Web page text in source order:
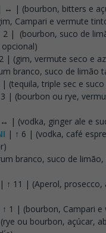
↔ | (bourbon, bitters e
Campari e vermute
2 | (bourbon, suco de
| (gim, vermute seco e
branco, suco de limão
| (tequila, triple sec e
| (bourbon ou rye,
| (vodka, ginger ale e
| ↑ 6 | (vodka, café
branco, suco de limão,
| ↑ 11 | (Aperol, prosecco,
↑ 1 | (bourbon, Campari
ou bourbon, açúcar,